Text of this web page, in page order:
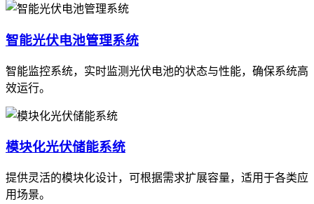
智能光伏电池管理系统
智能监控系统，实时监测光伏电池的状态与性能，确保系统高
效运行。
模块化光伏储能系统
提供灵活的模块化设计，可根据需求扩展容量，适用于各类应
用场景。